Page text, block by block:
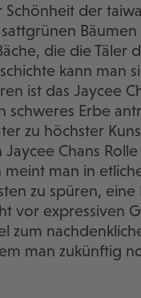
der
die die Täler
kann man
ist das Jaycee
schweres Erbe
zu höchster
Chans
man in
zu spüren,
vor expressiven
zum
man zukünftig